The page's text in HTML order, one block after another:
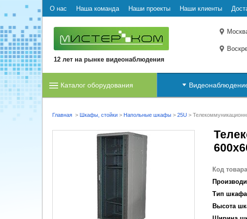
О нас Наша команда Наши проекты Наши клиенты
12 лет на рынке видеонаблюдения
Каталог оборудования
Главная > Шкафы, стойки > Напольные шкафы > 25U >
Код
Тип
Высота